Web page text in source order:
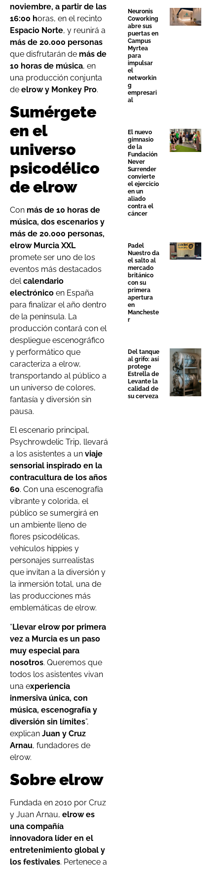
noviembre, a partir de las
16:00 horas, en el recinto
Espacio Norte, y reunirá a
más de 20.000 personas
que disfrutarán de más de
10 horas de música, en
una producción conjunta
de elrow y Monkey Pro.
Sumérgete
en el
universo
psicodélico
de elrow
Con más de 10 horas de
música, dos escenarios y
más de 20.000 personas,
elrow Murcia XXL
promete ser uno de los
eventos más destacados
delcalendario
electrónico en España
para finalizar el año dentro
de la península. La
producción contará con el
despliegue escenográfico
y performático que
caracteriza a elrow,
transportando al público a
un universo de colores,
fantasía y diversión sin
pausa.
El escenario principal,
Psychrowdelic Trip, llevará
a los asistentes a un viaje
sensorial inspirado en la
contracultura de los años
60. Con una escenografía
vibrante y colorida, el
público se sumergirá en
un ambiente lleno de
flores psicodélicas,
vehículos hippies y
personajes surrealistas
que invitan a la diversión y
la inmersión total, una de
las producciones más
emblemáticas de elrow.
“Llevar elrow por primera
vez a Murcia es un paso
muy especial para
nosotros. Queremos que
todos los asistentes vivan
una experiencia
inmersiva única, con
música, escenografía y
diversión sin límites”,
explican Juan y Cruz
Arnau, fundadores de
elrow.
Sobre elrow
Fundada en 2010 por Cruz
y Juan Arnau, elrow es
una compañía
innovadora líder en el
entretenimiento global y
los festivales. Pertenece a
Neuronis
Coworking
abre sus
puertas en
Campus
Myrtea
para
impulsar
el
networkin
g
empresari
al
El nuevo
gimnasio
de la
Fundación
Never
Surrender
convierte
el ejercicio
en un
aliado
contra el
cáncer
Padel
Nuestro da
el salto al
mercado
británico
con su
primera
apertura
en
Mancheste
r
Del tanque
al grifo: así
protege
Estrella de
Levante la
calidad de
su cerveza